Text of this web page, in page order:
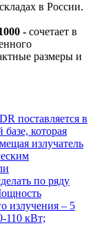
в России.
- сочетает в
размеры и